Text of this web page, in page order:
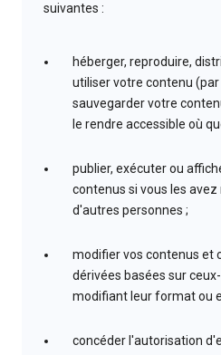
suivantes :
héberger, reproduire,
utiliser votre contenu
sauvegarder votre
le rendre accessible où
publier, exécuter ou
contenus si vous les
d'autres personnes ;
modifier vos contenus et
dérivées basées sur
modifiant leur format ou
concéder l'autorisation